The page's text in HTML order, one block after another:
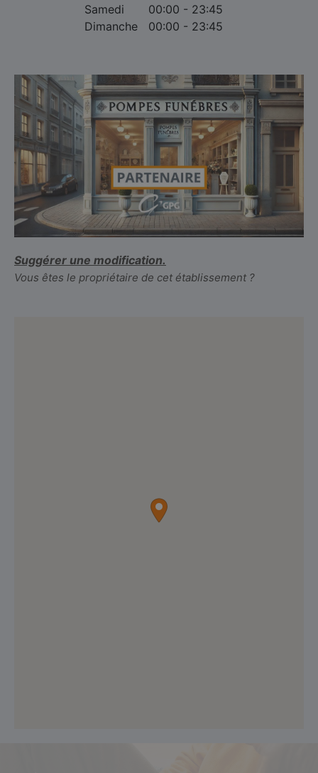
Samedi
00:00 - 23:45
Dimanche
00:00 - 23:45
Suggérer une modification.
Vous êtes le propriétaire de cet établissement ?